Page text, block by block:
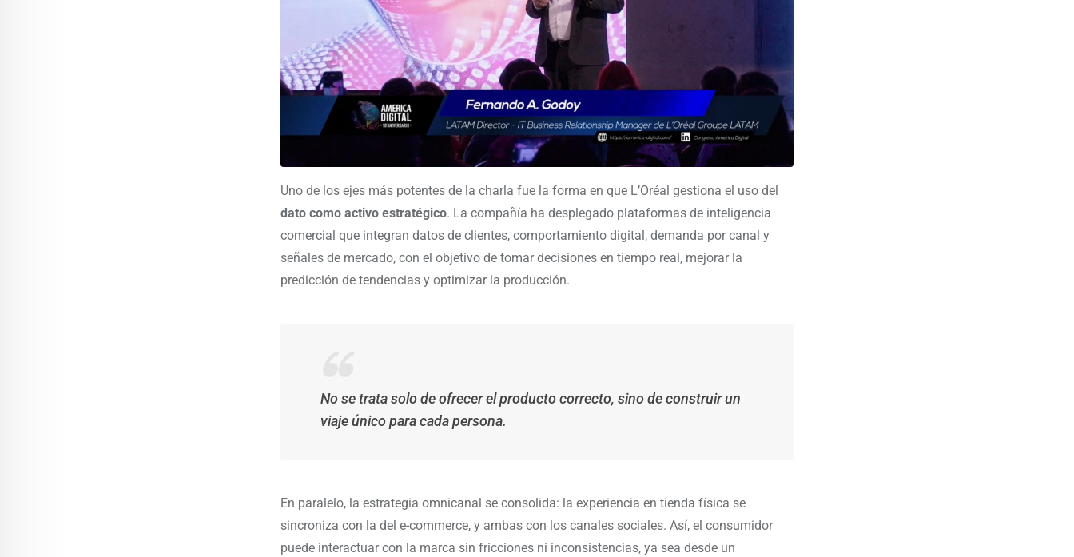
Uno de los ejes más potentes de la charla fue la forma en que L’Oréal gestiona el uso del
dato como activo estratégico. La compañía ha desplegado plataformas de inteligencia
comercial que integran datos de clientes, comportamiento digital, demanda por canal y
señales de mercado, con el objetivo de tomar decisiones en tiempo real, mejorar la
predicción de tendencias y optimizar la producción.
No se trata solo de ofrecer el producto correcto, sino de construir un
viaje único para cada persona.
En paralelo, la estrategia omnicanal se consolida: la experiencia en tienda física se
sincroniza con la del e-commerce, y ambas con los canales sociales. Así, el consumidor
puede interactuar con la marca sin fricciones ni inconsistencias, ya sea desde un